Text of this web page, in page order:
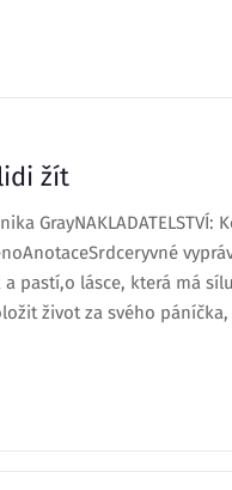
žít
pastí,o lásce, která má
život za svého